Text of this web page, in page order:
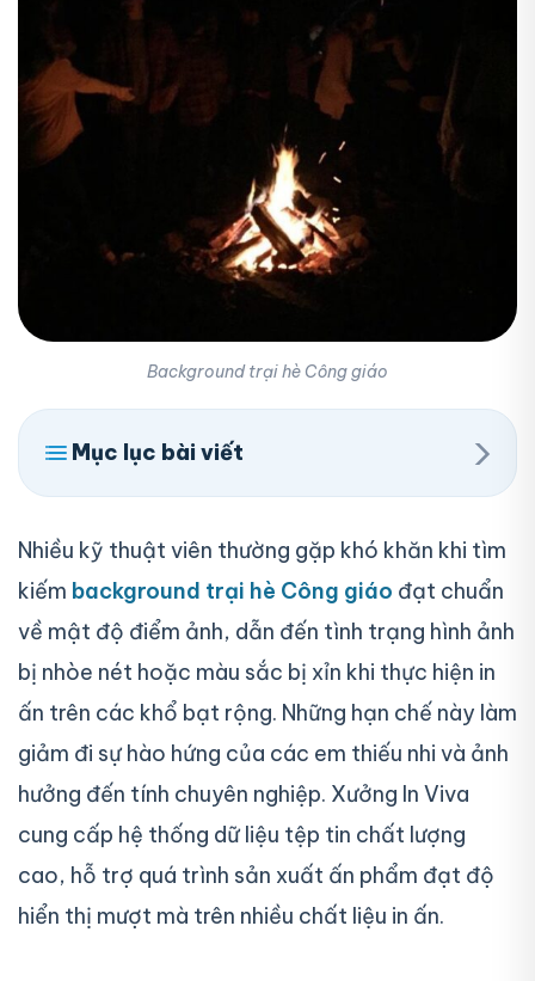
Background trại hè Công giáo
Mục lục bài viết ›
Nhiều kỹ thuật viên thường gặp khó khăn khi tìm
kiếm background trại hè Công giáo đạt chuẩn
về mật độ điểm ảnh, dẫn đến tình trạng hình ảnh
bị nhòe nét hoặc màu sắc bị xỉn khi thực hiện in
ấn trên các khổ bạt rộng. Những hạn chế này làm
giảm đi sự hào hứng của các em thiếu nhi và ảnh
hưởng đến tính chuyên nghiệp. Xưởng In Viva
cung cấp hệ thống dữ liệu tệp tin chất lượng
cao, hỗ trợ quá trình sản xuất ấn phẩm đạt độ
hiển thị mượt mà trên nhiều chất liệu in ấn.